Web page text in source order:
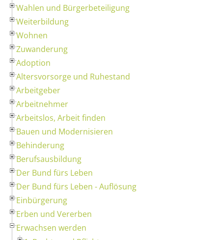
Wahlen und Bürgerbeteiligung
Weiterbildung
Wohnen
Zuwanderung
Adoption
Altersvorsorge und Ruhestand
Arbeitgeber
Arbeitnehmer
Arbeitslos, Arbeit finden
Bauen und Modernisieren
Behinderung
Berufsausbildung
Der Bund fürs Leben
Der Bund fürs Leben - Auflösung
Einbürgerung
Erben und Vererben
Erwachsen werden